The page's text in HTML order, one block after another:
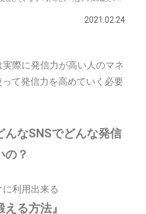
2021.02.24
際に発信力が高い人のマネ
て発信力を高めていく必要
んなSNSでどんな発信
の？
利用出来る
える方法』